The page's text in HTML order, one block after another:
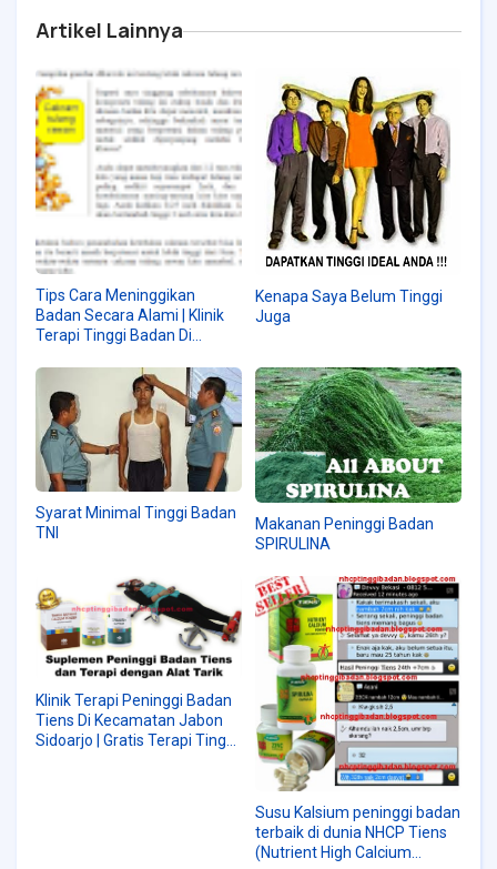
Artikel Lainnya
Tips Cara Meninggikan
Badan Secara Alami | Klinik
Terapi Tinggi Badan Di
08223576028
Kenapa Saya Belum Tinggi
Juga
Syarat Minimal Tinggi Badan
TNI
Makanan Peninggi Badan
SPIRULINA
Klinik Terapi Peninggi Badan
Tiens Di Kecamatan Jabon
Sidoarjo | Gratis Terapi Tinggi
Susu Kalsium peninggi badan
terbaik di dunia NHCP Tiens
(Nutrient High Calcium